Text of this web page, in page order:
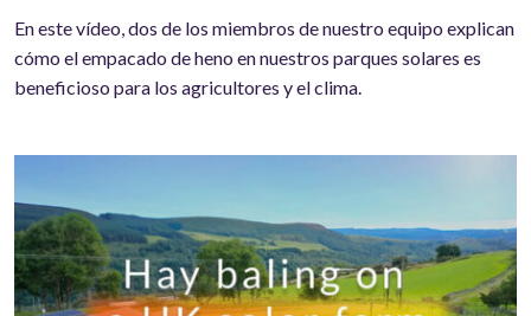
En este vídeo, dos de los miembros de nuestro equipo explican
cómo el empacado de heno en nuestros parques solares es
beneficioso para los agricultores y el clima.